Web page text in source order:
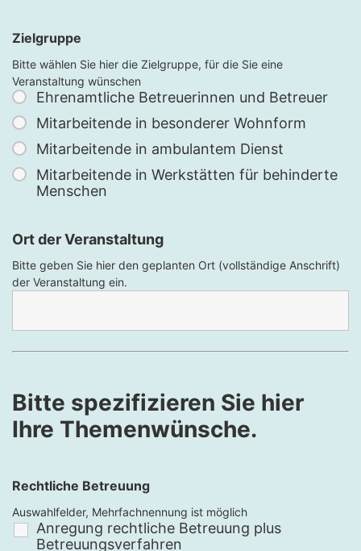
Zielgruppe
Ehrenamtliche Betreuerinnen und Betreuer
Mitarbeitende in besonderer Wohnform
Mitarbeitende in ambulantem Dienst
Mitarbeitende in Werkstätten für behinderte
Menschen
Bitte wählen Sie hier die Zielgruppe, für die Sie eine
Veranstaltung wünschen
Ort der Veranstaltung
Bitte geben Sie hier den geplanten Ort (vollständige Anschrift)
der Veranstaltung ein.
Bitte spezifizieren Sie hier
Ihre Themenwünsche.
Rechtliche Betreuung
Anregung rechtliche Betreuung plus
Betreuungsverfahren
Auswahlfelder, Mehrfachnennung ist möglich